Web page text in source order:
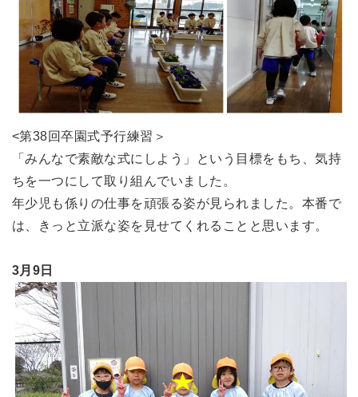
<第38回卒園式予行練習＞
「みんなで素敵な式にしよう」という目標をもち、気持
ちを一つにして取り組んでいました。
年少児も係りの仕事を頑張る姿が見られました。本番で
は、きっと立派な姿を見せてくれることと思います。
3月9日